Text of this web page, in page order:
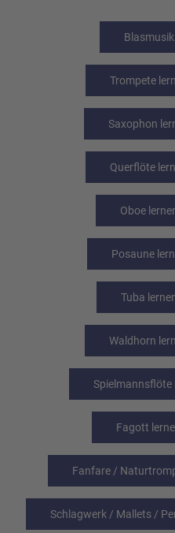
Trompete
Saxophon
Querflöte
Oboe
Posaune
Tuba
Waldhorn
Spielmannsflöte
Fagott
Fanfare /
Schlagwerk / Mallets /